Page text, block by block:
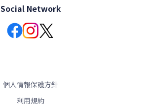
Social Network
個人情報保護方針
利用規約